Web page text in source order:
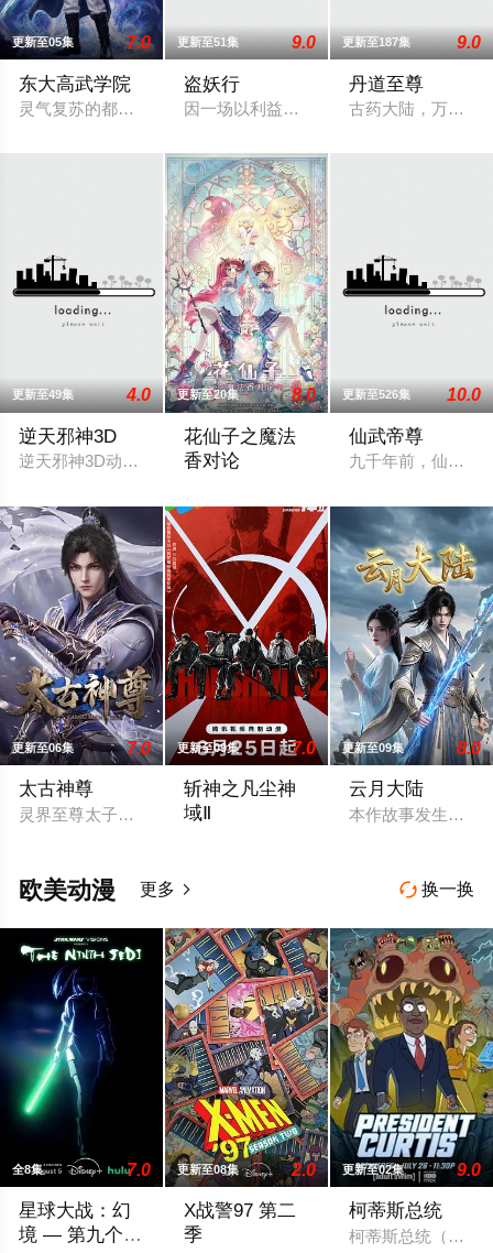
更新至05集 7.0
东大高武学院
灵气复苏的都市，妖魔入侵威胁来袭，天生废灵根的少年秦雨
更新至51集 9.0
盗妖行
因一场以利益交换为目的的联姻，太玄楼
更新至187集 9.0
丹道至尊
古药大陆，万族林
更新至49集 4.0
逆天邪神3D
逆天邪神3D动画先导预告上线！掌天毒之珠，承邪神之血，修
更新至20集 8.0
花仙子之魔法
香对论
更新至526集 10.0
仙武帝尊
九千年前，仙武帝
更新至06集 7.0
太古神尊
灵界至尊太子惨遭算计身死，重生跌落凡尘沦为底层杂役！身
更新至09集 7.0
斩神之凡尘神
域Ⅱ
更新至09集 8.0
云月大陆
本作故事发生在架
 换一换
欧美动漫 更多 
全8集 7.0
星球大战：幻
境 — 第九个绝
更新至08集 2.0
X战警97 第二
季
更新至02集 9.0
柯蒂斯总统
柯蒂斯总统（凯斯